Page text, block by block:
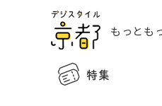
もっとも
特集